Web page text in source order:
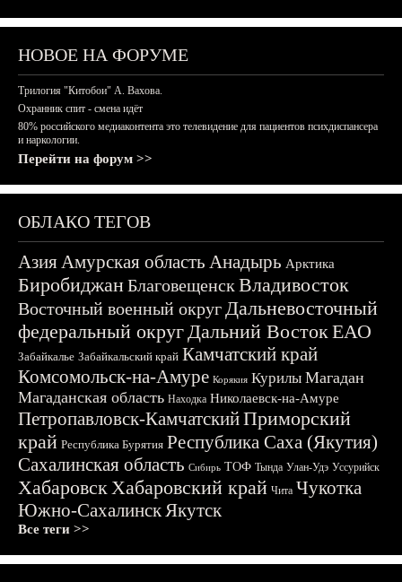
НОВОЕ НА ФОРУМЕ
Трилогия "Китобои" А. Вахова.
Охранник спит - смена идёт
80% российского медиаконтента это телевидение для пациентов психдиспансера
и наркологии.
Перейти на форум >>
ОБЛАКО ТЕГОВ
АзияАмурская область Анадырь Арктика
БиробиджанБлаговещенскВладивосток
Восточный военный округДальневосточный
федеральный округДальний ВостокЕАО
Забайкалье Забайкальский край Камчатский край
Комсомольск-на-Амуре Корякия Курилы Магадан
Магаданская область Находка Николаевск-на-Амуре
Петропавловск-КамчатскийПриморский
край Республика Бурятия Республика Саха (Якутия)
Сахалинская область Сибирь ТОФ Тында Улан-Удэ Уссурийск
ХабаровскХабаровский край Чита Чукотка
Южно-СахалинскЯкутск
Все теги >>